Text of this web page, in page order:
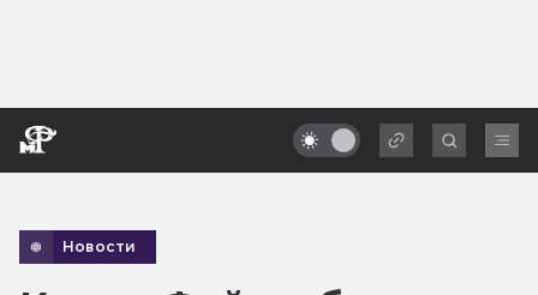
Новости